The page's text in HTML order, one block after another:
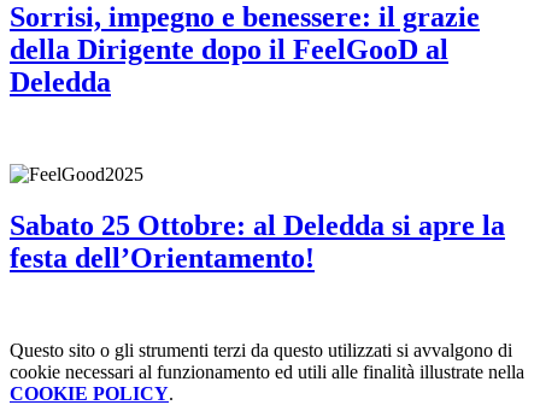
Sorrisi, impegno e benessere: il grazie
della Dirigente dopo il FeelGooD al
Deledda
Sabato 25 Ottobre: al Deledda si apre la
festa dell’Orientamento!
Questo sito o gli strumenti terzi da questo utilizzati si avvalgono di
cookie necessari al funzionamento ed utili alle finalità illustrate nella
COOKIE POLICY.